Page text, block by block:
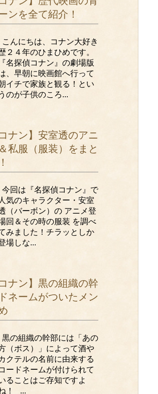
ンを全て紹介！
こんにちは、コナン大好き
２４年のひまひめです。
『名探偵コナン』の劇場版
、早朝に映画館へ行って
イチで家族と観る！とい
うのが子供のころ...
ナン】安室透のアニ
私服（服装）をまと
今回は『名探偵コナン』で
気のキャラクター・安室
（バーボン）の アニメ登
回＆その時の服装 を調べ
みました！チラッとしか
場しな...
ナン】黒の組織の幹
ネームがついたメン
黒の組織の幹部には「あの
（ボス）」によって酒や
クテルの名前に由来する
ードネームが付けられて
ることはご存知ですよ
！ ...